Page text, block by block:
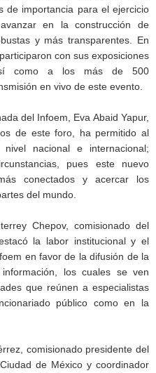
de importancia para el ejercicio
en la construcción de
y más transparentes. En
con sus exposiciones
como a los más de 500
en vivo de este evento.
del Infoem, Eva Abaid Yapur,
de este foro, ha permitido al
nacional e internacional;
pues este nuevo
conectados y acercar los
del mundo.
Chepov, comisionado del
la labor institucional y el
en favor de la difusión de la
los cuales se ven
que reúnen a especialistas
público como en la
comisionado presidente del
de México y coordinador